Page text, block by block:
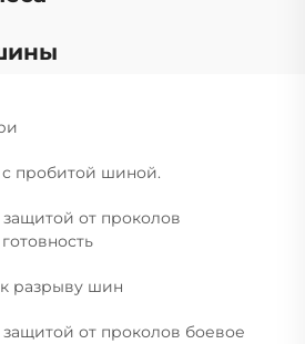
пробитой шиной.
от проколов
разрыву шин
от проколов боевое